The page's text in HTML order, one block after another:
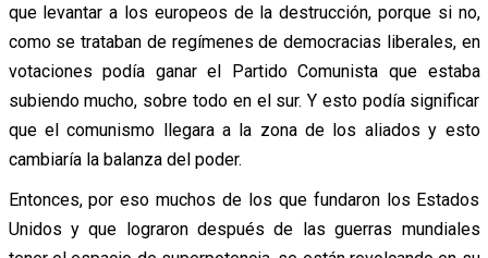
que levantar a los europeos de la destrucción, porque si no,
como se trataban de regímenes de democracias liberales, en
votaciones podía ganar el Partido Comunista que estaba
subiendo mucho, sobre todo en el sur. Y esto podía significar
que el comunismo llegara a la zona de los aliados y esto
cambiaría la balanza del poder.
Entonces, por eso muchos de los que fundaron los Estados
Unidos y que lograron después de las guerras mundiales